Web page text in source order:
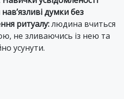
думки без
ритуалу:людина вчиться
не зливаючись із нею та
усунути.